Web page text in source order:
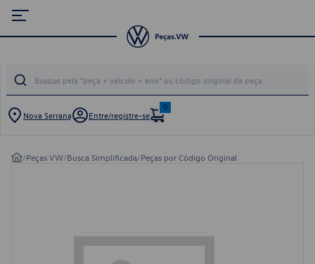
Nova Serrana Entre/registre-se
0
/Peças VW/Busca Simplificada/Peças por Código Original